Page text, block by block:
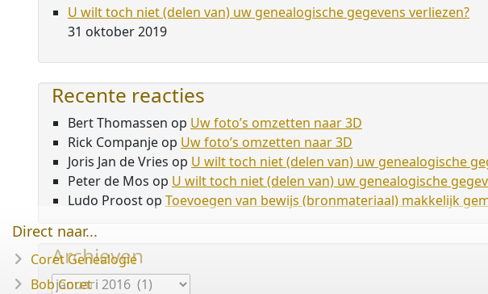
U wilt toch niet (delen van) uw genealogische gegevens verliezen?
31 oktober 2019
Recente reacties
Bert Thomassen op Uw foto’s omzetten naar 3D
Rick Companje op Uw foto’s omzetten naar 3D
Joris Jan de Vries op U wilt toch niet (delen van) uw genealogische
Peter de Mos op U wilt toch niet (delen van) uw genealogische
Ludo Proost op Toevoegen van bewijs (bronmateriaal) makkelijk
Archieven
Archieven
Direct naar...
Coret Genealogie
Bob Coret